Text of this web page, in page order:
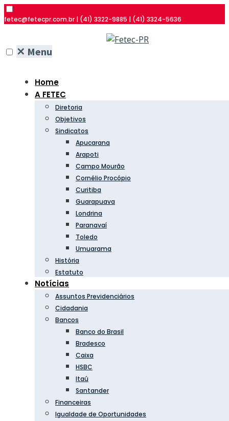
fetec@fetecpr.com.br | (41) 3322-9885 | (41) 3324-5636
✕ Menu
Home
A FETEC
Diretoria
Objetivos
Sindicatos
Apucarana
Arapoti
Campo Mourão
Cornélio Procópio
Curitiba
Guarapuava
Londrina
Paranavaí
Toledo
Umuarama
História
Estatuto
Notícias
Assuntos Previdenciários
Cidadania
Bancos
Banco do Brasil
Bradesco
Caixa
HSBC
Itaú
Santander
Financeiras
Igualdade de Oportunidades